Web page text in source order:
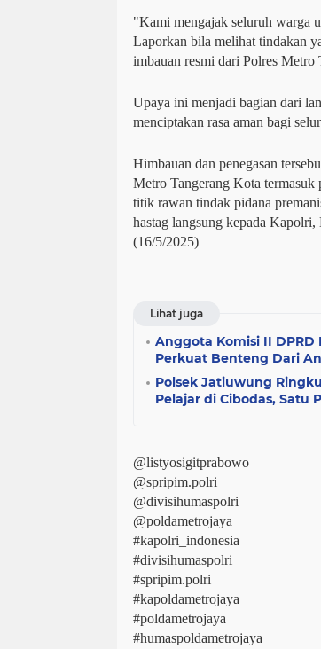
"Kami mengajak seluruh warga
Laporkan bila melihat tindakan
imbauan resmi dari Polres Metro
Upaya ini menjadi bagian dari
menciptakan rasa aman bagi
Himbauan dan penegasan
Metro Tangerang Kota termasuk
titik rawan tindak pidana
hastag langsung kepada
(16/5/2025)
Lihat juga
Anggota Komisi II
Perkuat Benteng Dari
Polsek Jatiuwung
Pelajar di Cibodas, Satu
@listyosigitprabowo
@spripim.polri
@divisihumaspolri
@poldametrojaya
#kapolri_indonesia
#divisihumaspolri
#spripim.polri
#kapoldametrojaya
#poldametrojaya
#humaspoldametrojaya